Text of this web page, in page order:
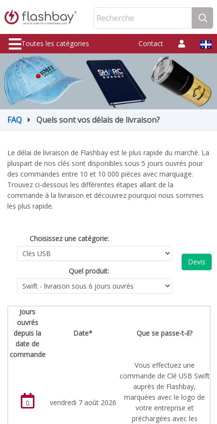
Recherche
Toutes les catégories Contact
FAQ Quels sont vos délais de livraison?
Le délai de livraison de Flashbay est le plus rapide du marché. La
pluspart de nos clés sont disponibles sous 5 jours ouvrés pour
des commandes entre 10 et 10 000 pièces avec marquage.
Trouvez ci-dessous les différentes étapes allant de la
commande à la livraison et découvrez pourquoi nous sommes
les plus rapide.
Choisissez une catégorie:
Quel produit:
Devis
Jours
ouvrés
depuis la
date de
commande
Date* Que se passe-t-il?
0 vendredi 7 août 2026
Vous effectuez une
commande de Clé USB Swift
auprès de Flashbay,
marquées avec le logo de
votre entreprise et
préchargées avec les